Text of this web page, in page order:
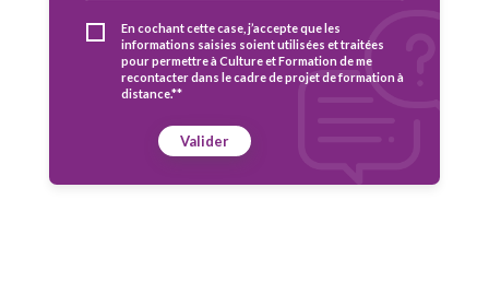
En cochant cette case, j’accepte que les
informations saisies soient utilisées et traitées
pour permettre à Culture et Formation de me
recontacter dans le cadre de projet de formation à
distance.**
Valider